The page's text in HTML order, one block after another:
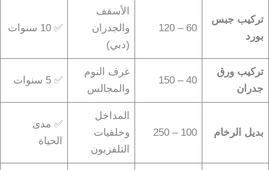
تركيب جبس
بورد
60 – 120
الأسقف
والجدران
(دبي)
✅ 10 سنوات
تركيب ورق
جدران
40 – 150
غرف النوم
والمجالس
✅ 5 سنوات
بديل الرخام 100 – 250
المداخل
وخلفيات
التلفزيون
✅ مدى
الحياة